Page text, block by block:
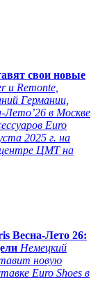
свои новые
и Remonte,
Германии,
Лето’26 в Москве
Euro
2025 г. на
центре ЦМТ на
Весна-Лето 26:
Немецкий
новую
Euro Shoes в